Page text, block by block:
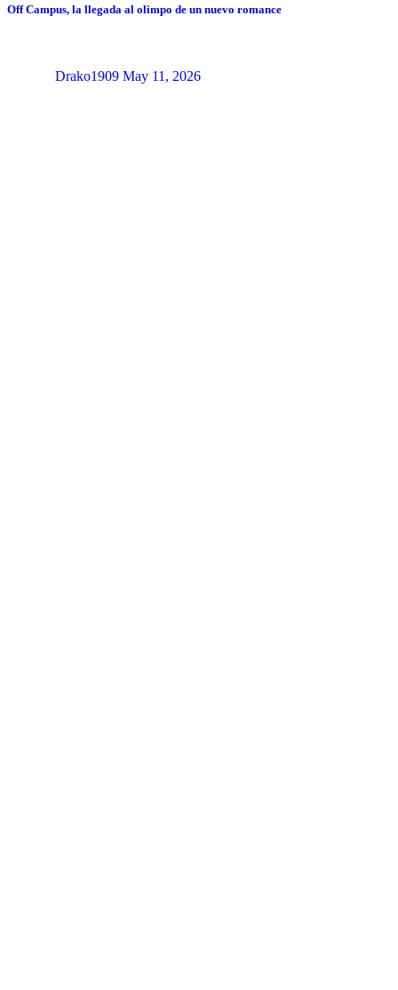
Off Campus, la llegada al olimpo de un nuevo romance
Drako1909 May 11, 2026